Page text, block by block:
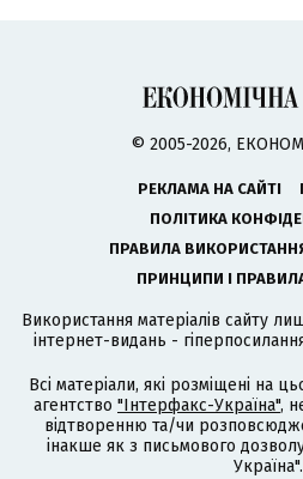
© 2005-2026,
РЕКЛАМА НА САЙТІ
ПОЛІТИКА
ПРАВИЛА
ПРИНЦИПИ І
Використання матеріалів сайту
інтернет-видань -
Всі матеріали, які розміщені на
агентство "Інтерфакс-Україна",
відтворенню та/чи
інакше як з письмового
Україна".